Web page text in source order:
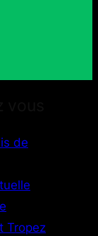
de
Tropez